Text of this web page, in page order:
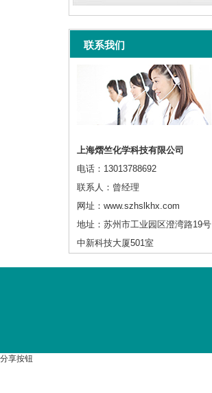
联系我们
上海熠竺化学科技有限公司
电话：13013788692
联系人：曾经理
网址：www.szhslkhx.com
地址：苏州市工业园区澄湾路19号
中新科技大厦501室
分享按钮